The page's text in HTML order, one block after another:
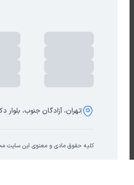
تهران، آزادگان جنوب، بلوار
کلیه حقوق مادی و معنوی این سایت